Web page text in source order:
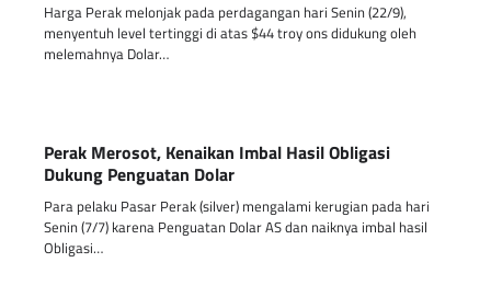
Harga Perak melonjak pada perdagangan hari Senin (22/9),
menyentuh level tertinggi di atas $44 troy ons didukung oleh
melemahnya Dolar…
Perak Merosot, Kenaikan Imbal Hasil Obligasi
Dukung Penguatan Dolar
Para pelaku Pasar Perak (silver) mengalami kerugian pada hari
Senin (7/7) karena Penguatan Dolar AS dan naiknya imbal hasil
Obligasi…